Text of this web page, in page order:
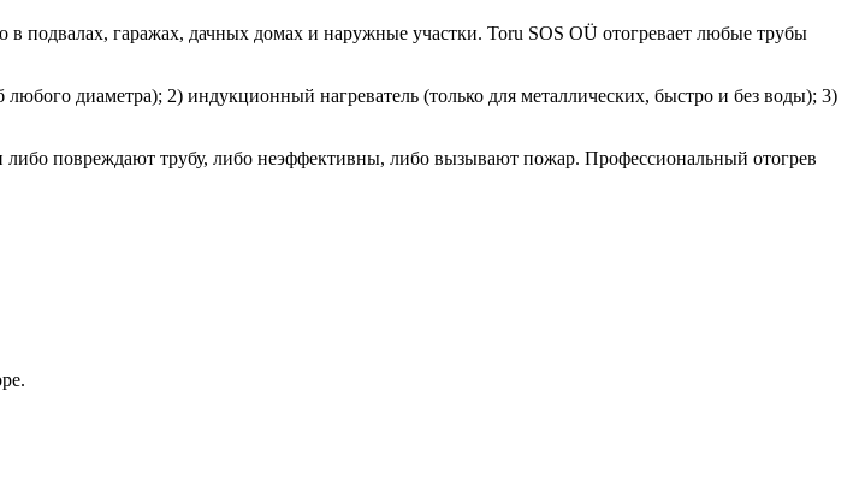
гаражах, дачных домах и наружные участки. Toru SOS OÜ отогревает любые трубы
диаметра); 2) индукционный нагреватель (только для металлических, быстро и без воды); 3)
повреждают трубу, либо неэффективны, либо вызывают пожар. Профессиональный отогрев